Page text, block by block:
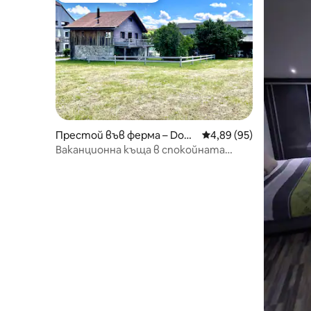
Престой във ферма – Dom
pierre
Средна оценка: 4,89
4,89 (95)
Ваканционна къща в спокойната